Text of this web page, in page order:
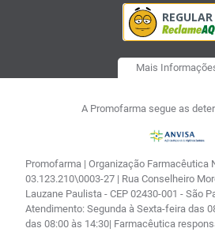
Mais
A Promofarma segue as
Promofarma | Organização Farmacêutica
03.123.210\0003-27 | Rua Conselheiro
Lauzane Paulista - CEP 02430-001 - São
Atendimento: Segunda à Sexta-feira das
das 08:00 às 14:30| Farmacêutica